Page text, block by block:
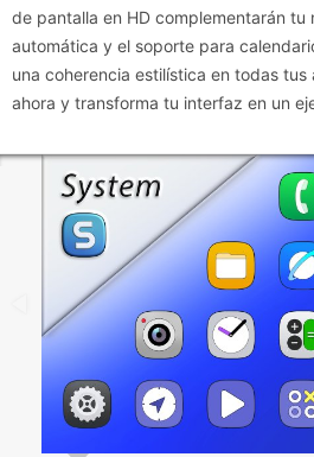
de pantalla en HD complementarán tu
automática y el soporte para
una coherencia estilística en todas tus
ahora y transforma tu interfaz en un